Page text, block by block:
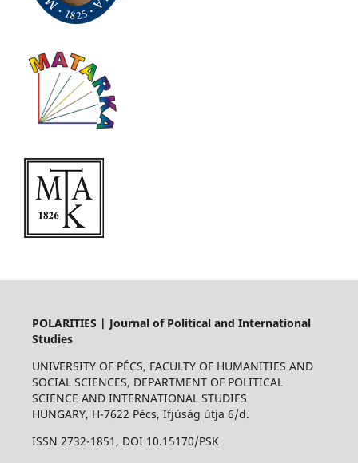
POLARITIES | Journal of Political and International
Studies
UNIVERSITY OF PÉCS, FACULTY OF HUMANITIES AND
SOCIAL SCIENCES, DEPARTMENT OF POLITICAL
SCIENCE AND INTERNATIONAL STUDIES
HUNGARY, H-7622 Pécs, Ifjúság útja 6/d.
ISSN 2732-1851, DOI 10.15170/PSK